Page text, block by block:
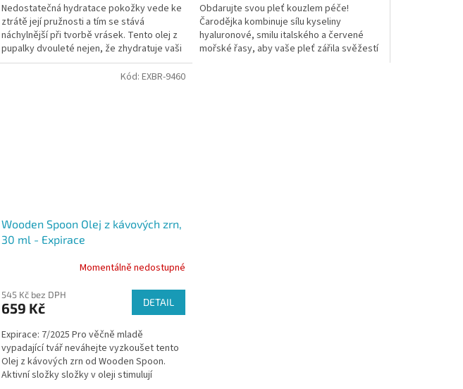
Nedostatečná hydratace pokožky vede ke
ztrátě její pružnosti a tím se stává
náchylnější při tvorbě vrásek. Tento olej z
pupalky dvouleté nejen, že zhydratuje vaši
pleť, ale...
Obdarujte svou pleť kouzlem péče!
Čarodějka kombinuje sílu kyseliny
hyaluronové, smilu italského a červené
mořské řasy, aby vaše pleť zářila svěžestí
Wooden Spoon Olej z kávových zrn,
30 ml - Expirace
Momentálně nedostupné
545 Kč bez DPH
659 Kč DETAIL
Expirace: 7/2025 Pro věčně mladě
vypadající tvář neváhejte vyzkoušet tento
Olej z kávových zrn od Wooden Spoon.
Aktivní složky složky v oleji stimulují
Kód: EXBR-9460